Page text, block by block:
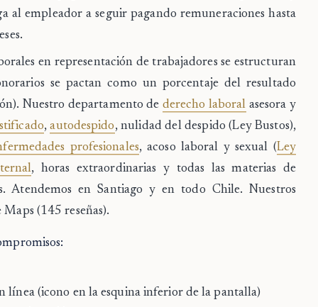
al empleador a seguir pagando remuneraciones hasta
en representación de trabajadores se estructuran
se pactan como un porcentaje del resultado
Nuestro departamento de derecho laboral asesora y
,autodespido, nulidad del despido (Ley Bustos),
profesionales, acoso laboral y sexual (Ley
, horas extraordinarias y todas las materias de
Atendemos enSantiago y en todo Chile. Nuestros
(145 reseñas).
línea(icono en la esquina inferior de la pantalla)